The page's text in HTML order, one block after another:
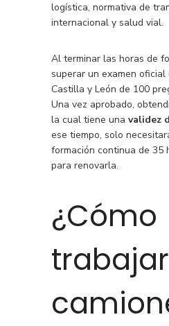
logística, normativa de
internacional y salud vial.
Al terminar las horas de
superar un examen oficial
Castilla y León de 100
Una vez aprobado,
la cual tiene una validez
ese tiempo, solo
formación continua de 35
para renovarla.
¿Cómo